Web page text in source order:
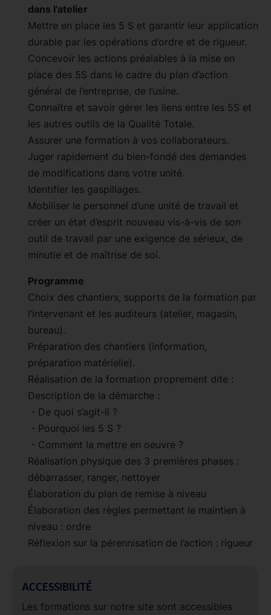
dans l’atelier
Mettre en place les 5 S et garantir leur application
durable par les opérations d’ordre et de rigueur.
Concevoir les actions préalables à la mise en
place des 5S dans le cadre du plan d’action
général de l’entreprise, de l’usine.
Connaître et savoir gérer les liens entre les 5S et
les autres outils de la Qualité Totale.
Assurer une formation à vos collaborateurs.
Juger rapidement du bien-fondé des demandes
de modifications dans votre unité.
Identifier les gaspillages.
Mobiliser le personnel d’une unité de travail et
créer un état d’esprit nouveau vis-à-vis de son
outil de travail par une exigence de sérieux, de
minutie et de maîtrise de soi.
Programme
Choix des chantiers, supports de la formation par
l’intervenant et les auditeurs (atelier, magasin,
bureau).
Préparation des chantiers (information,
préparation matérielle).
Réalisation de la formation proprement dite :
Description de la démarche :
- De quoi s’agit-il ?
- Pourquoi les 5 S ?
- Comment la mettre en oeuvre ?
Réalisation physique des 3 premières phases :
débarrasser, ranger, nettoyer
Élaboration du plan de remise à niveau
Élaboration des règles permettant le maintien à
niveau : ordre
Réflexion sur la pérennisation de l’action : rigueur
ACCESSIBILITÉ
Les formations sur notre site sont accessibles